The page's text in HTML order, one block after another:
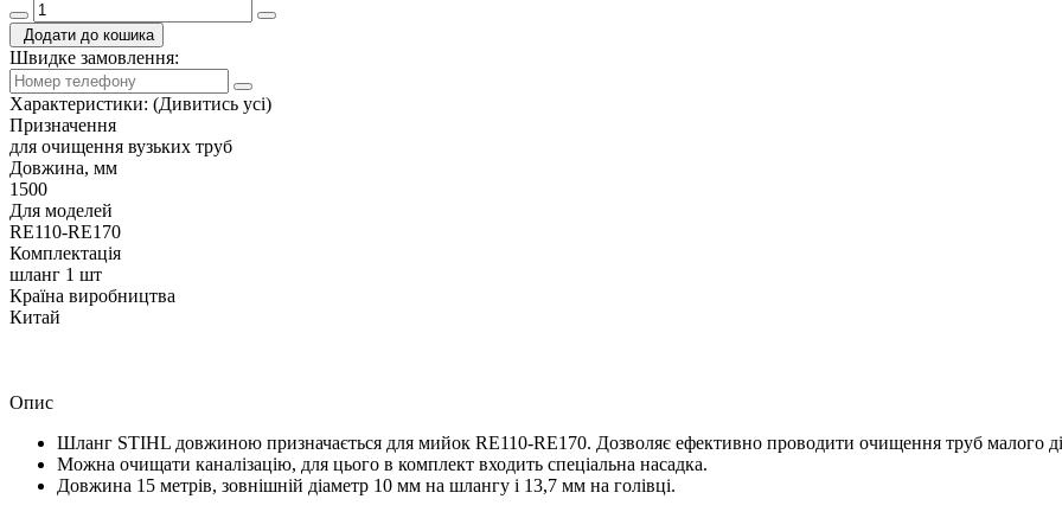
Додати до кошика
Швидке замовлення:
Характеристики: (Дивитись усі)
Призначення
для очищення вузьких труб
Довжина, мм
1500
Для моделей
RE110-RE170
Комплектація
шланг 1 шт
Країна виробництва
Китай
Опис
Шланг STIHL довжиною призначається для мийок RE110-RE170. Дозволяє ефективно проводити очищення труб малого
Можна очищати каналізацію, для цього в комплект входить спеціальна насадка.
Довжина 15 метрів, зовнішній діаметр 10 мм на шлангу і 13,7 мм на голівці.